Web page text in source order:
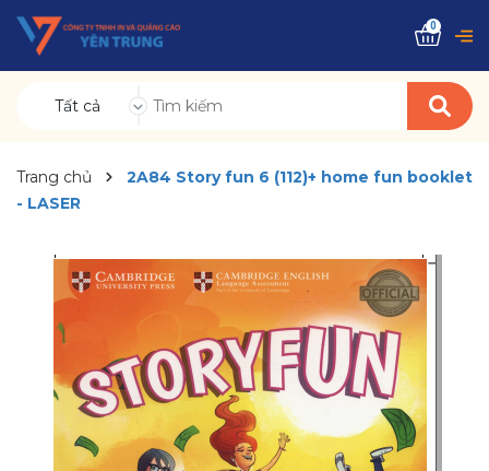
Tất cả
0
Trang chủ
2A84 Story fun 6 (112)+ home fun booklet
- LASER